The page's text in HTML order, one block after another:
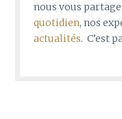
nous vous
quotidien, nos
actualités. C’est